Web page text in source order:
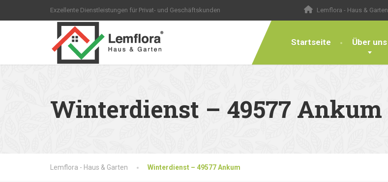
Exzellente Dienstleistungen für Privat- und Geschäftskunden Lemflora - Haus & Garten
Startseite Über uns
Winterdienst – 49577 Ankum
Lemflora - Haus & Garten Winterdienst – 49577 Ankum